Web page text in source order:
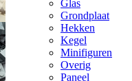
Glas
Grondplaat
Hekken
Kegel
Minifiguren
Overig
Paneel